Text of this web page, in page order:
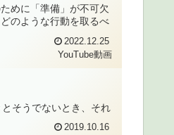
めに「準備」が不可欠
のような行動を取るべ
2022.12.25
YouTube動画
そうでないとき、それ
2019.10.16